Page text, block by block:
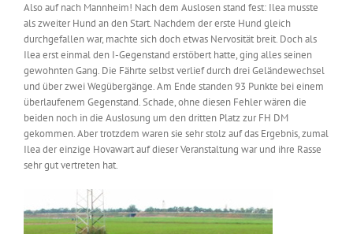
Also auf nach Mannheim! Nach dem Auslosen stand fest: Ilea musste
als zweiter Hund an den Start. Nachdem der erste Hund gleich
durchgefallen war, machte sich doch etwas Nervosität breit. Doch als
Ilea erst einmal den I-Gegenstand erstöbert hatte, ging alles seinen
gewohnten Gang. Die Fährte selbst verlief durch drei Geländewechsel
und über zwei Wegübergänge. Am Ende standen 93 Punkte bei einem
überlaufenem Gegenstand. Schade, ohne diesen Fehler wären die
beiden noch in die Auslosung um den dritten Platz zur FH DM
gekommen. Aber trotzdem waren sie sehr stolz auf das Ergebnis, zumal
Ilea der einzige Hovawart auf dieser Veranstaltung war und ihre Rasse
sehr gut vertreten hat.